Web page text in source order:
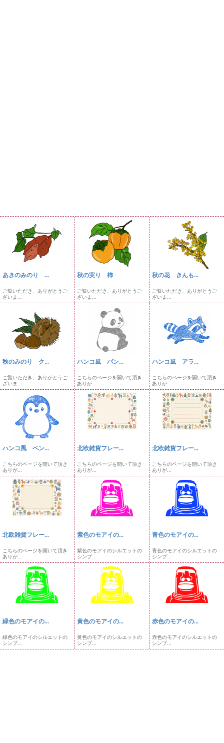
あきのみのり ...
ご覧いただき、ありがとうご
ざいま...
秋の実り 柿
ご覧いただき、ありがとうご
ざいま...
秋の花 きんも...
ご覧いただき、ありがとうご
ざいま...
秋のみのり ク...
ご覧いただき、ありがとうご
ざいま...
ハンコ風 パン...
こちらのページを開いて頂き
ありが...
ハンコ風 アラ...
こちらのページを開いて頂き
ありが...
ハンコ風 ペン...
こちらのページを開いて頂き
ありが...
北欧雑貨フレー...
こちらのページを開いて頂き
ありが...
北欧雑貨フレー...
こちらのページを開いて頂き
ありが...
北欧雑貨フレー...
こちらのページを開いて頂き
ありが...
紫色のモアイの...
紫色のモアイのシルエットの
シンプ...
青色のモアイの...
青色のモアイのシルエットの
シンプ...
緑色のモアイの...
緑色のモアイのシルエットの
シンプ...
黄色のモアイの...
黄色のモアイのシルエットの
シンプ...
赤色のモアイの...
赤色のモアイのシルエットの
シンプ...